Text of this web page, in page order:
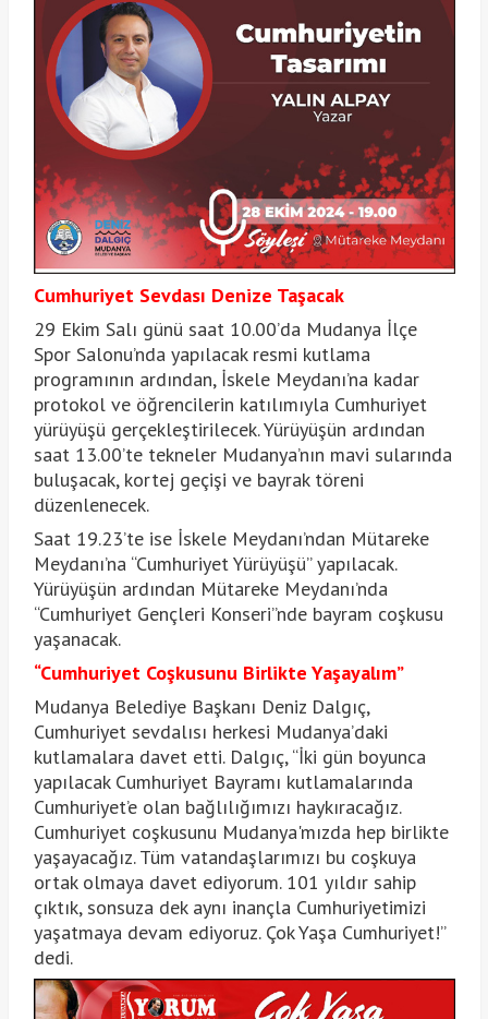
Cumhuriyet Sevdası Denize Taşacak
29 Ekim Salı günü saat 10.00’da Mudanya İlçe
Spor Salonu’nda yapılacak resmi kutlama
programının ardından, İskele Meydanı’na kadar
protokol ve öğrencilerin katılımıyla Cumhuriyet
yürüyüşü gerçekleştirilecek. Yürüyüşün ardından
saat 13.00’te tekneler Mudanya’nın mavi sularında
buluşacak, kortej geçişi ve bayrak töreni
düzenlenecek.
Saat 19.23’te ise İskele Meydanı’ndan Mütareke
Meydanı’na “Cumhuriyet Yürüyüşü” yapılacak.
Yürüyüşün ardından Mütareke Meydanı’nda
“Cumhuriyet Gençleri Konseri”nde bayram coşkusu
yaşanacak.
“Cumhuriyet Coşkusunu Birlikte Yaşayalım”
Mudanya Belediye Başkanı Deniz Dalgıç,
Cumhuriyet sevdalısı herkesi Mudanya’daki
kutlamalara davet etti. Dalgıç, “İki gün boyunca
yapılacak Cumhuriyet Bayramı kutlamalarında
Cumhuriyet’e olan bağlılığımızı haykıracağız.
Cumhuriyet coşkusunu Mudanya'mızda hep birlikte
yaşayacağız. Tüm vatandaşlarımızı bu coşkuya
ortak olmaya davet ediyorum. 101 yıldır sahip
çıktık, sonsuza dek aynı inançla Cumhuriyetimizi
yaşatmaya devam ediyoruz. Çok Yaşa Cumhuriyet!”
dedi.